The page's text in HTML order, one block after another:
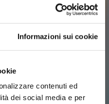
Informazioni sui cookie
contenuti ed
dei social media e per